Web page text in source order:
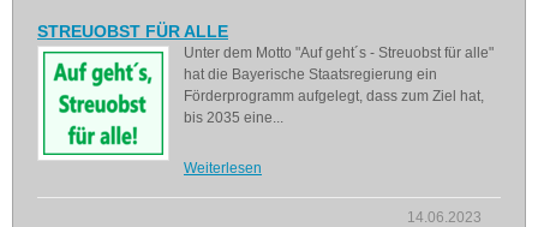
STREUOBST FÜR ALLE
Unter dem Motto "Auf geht´s - Streuobst für alle"
hat die Bayerische Staatsregierung ein
Förderprogramm aufgelegt, dass zum Ziel hat,
bis 2035 eine...
Weiterlesen
14.06.2023